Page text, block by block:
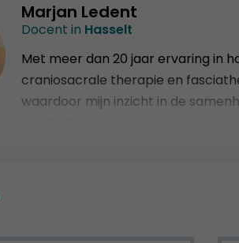
Marjan Ledent
Docent in Hasselt
Met meer dan 20 jaar ervaring in
craniosacrale therapie en
waardoor mijn inzicht in de